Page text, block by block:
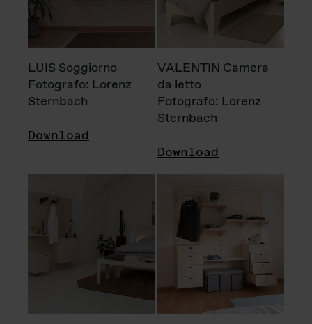
LUIS Soggiorno
Fotografo: Lorenz
Sternbach
Download
VALENTIN Camera
da letto
Fotografo: Lorenz
Sternbach
Download